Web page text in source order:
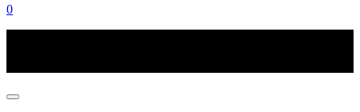
0